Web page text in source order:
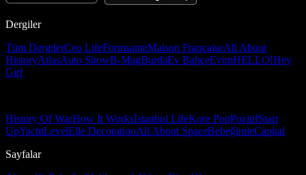
Dergiler
Tüm DergilerCeo LifeFormsanteMaison FrançaiseAll About
HistoryAtlasAuto ShowB-MagBurdaEv BahçeEvimHELLO!Hey
Girl
History Of WarHow It Worksİstanbul LifeKore PopPozitifStart
UpYachtLevelElle DecorationAll About SpaceBebeğimleCapital
Sayfalar